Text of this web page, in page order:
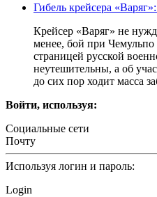
Гибель крейсера
Крейсер «Варяг» не
менее, бой при Чемульпо
страницей русской
неутешительны, а об
до сих пор ходит масса
Войти, используя:
Социальные сети
Почту
Используя логин и пароль:
Login